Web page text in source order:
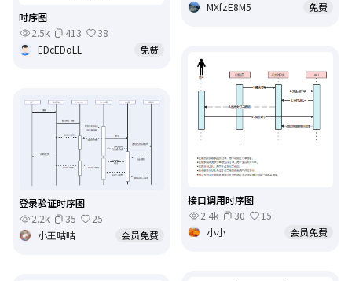
MXfzE8M5
免费
时序图
2.5k
413
38
EDcEDoLL
免费
接口调用时序图
2.4k
30
15
小小
会员免费
登录验证时序图
2.2k
35
25
小王咕咕
会员免费